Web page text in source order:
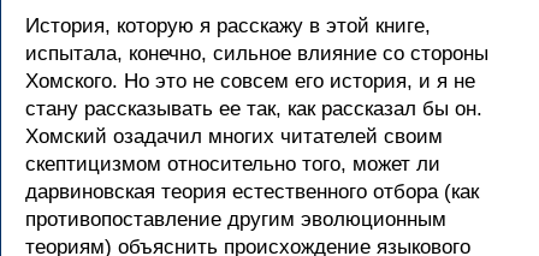
История, которую я расскажу в этой книге,
испытала, конечно, сильное влияние со стороны
Хомского. Но это не совсем его история, и я не
стану рассказывать ее так, как рассказал бы он.
Хомский озадачил многих читателей своим
скептицизмом относительно того, может ли
дарвиновская теория естественного отбора (как
противопоставление другим эволюционным
теориям) объяснить происхождение языкового